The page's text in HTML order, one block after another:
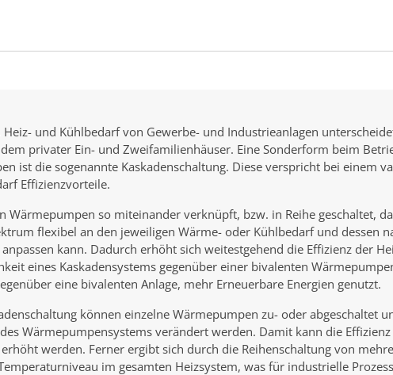
Heiz- und Kühlbedarf von Gewerbe- und Industrieanlagen
privater Ein- und Zweifamilienhäuser. Eine Sonderform beim
ist die sogenannte Kaskadenschaltung. Diese verspricht bei einem
Effizienzvorteile.
Wärmepumpen so miteinander verknüpft, bzw. in Reihe geschaltet,
flexibel an den jeweiligen Wärme- oder Kühlbedarf und dessen
kann. Dadurch erhöht sich weitestgehend die Effizienz der
eines Kaskadensystems gegenüber einer bivalenten
eine bivalenten Anlage, mehr Erneuerbare Energien genutzt.
können einzelne Wärmepumpen zu- oder abgeschaltet
Wärmepumpensystems verändert werden. Damit kann die Effizienz
werden. Ferner ergibt sich durch die Reihenschaltung von
im gesamten Heizsystem, was für industrielle